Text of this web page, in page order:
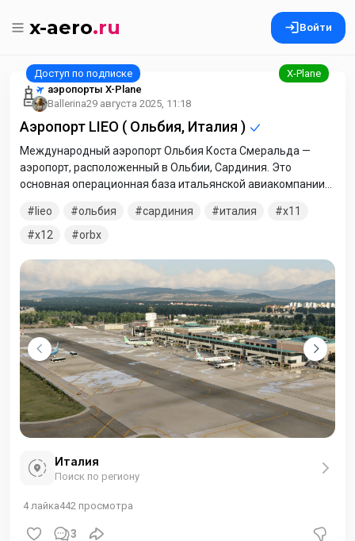
x-aero.ru Войти
аэропорты X-Plane
Ballerina29 августа 2025, 11:18
Аэропорт LIEO ( Ольбия, Италия )
Международный аэропорт Ольбия Коста Смеральда —
аэропорт, расположенный в Ольбии, Сардиния. Это
основная операционная база итальянской авиакомпании
Аэропорт в основном обслуживает сезонные праздничные
рейсы из европейских аэропортов и управляются Geasar
lieo ольбия сардиния италия
x11
x12
orbx
Италия
Поиск по региону
4лайка442 просмотра
3